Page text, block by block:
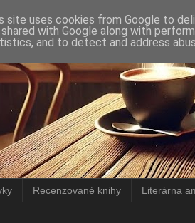
Recenzované knihy Literárna
site uses cookies from Google to
with Google along with
and to detect and address